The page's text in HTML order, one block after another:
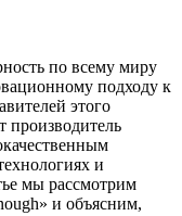
по всему миру
подходу к
этого
производитель
и
мы рассмотрим
и объясним,